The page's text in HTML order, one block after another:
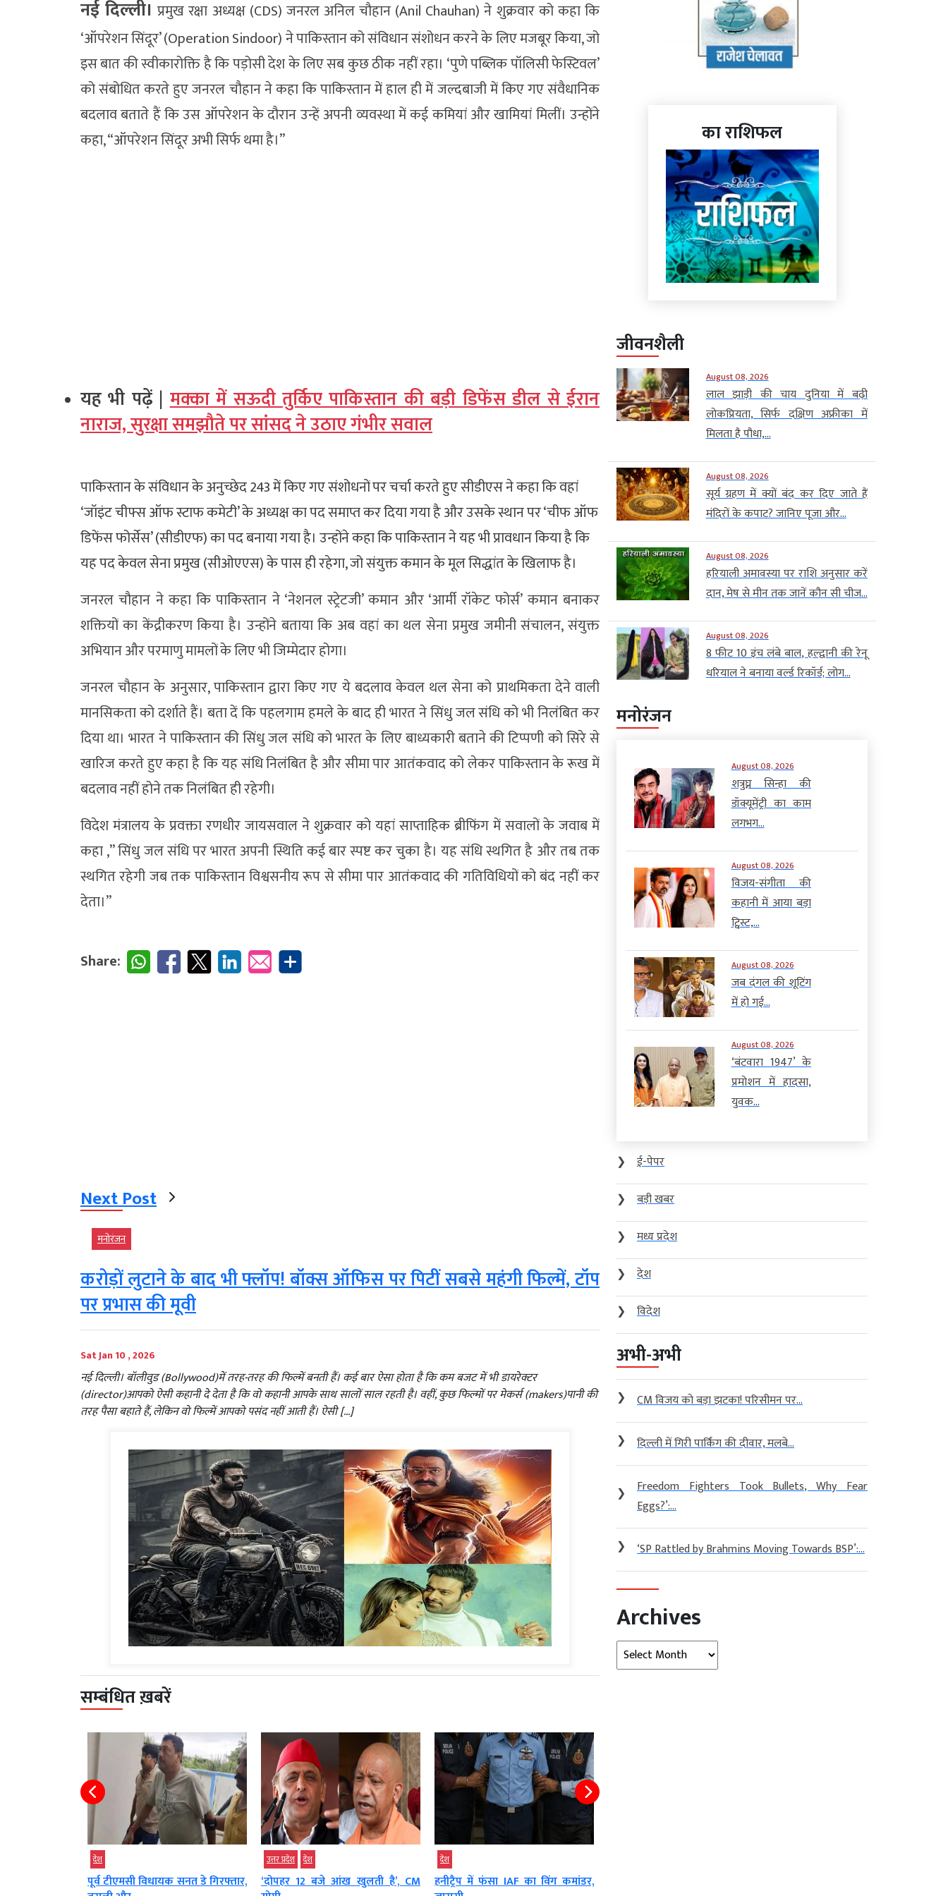
नई दिल्‍ली। प्रमुख रक्षा अध्यक्ष (CDS) जनरल अनिल चौहान (Anil Chauhan) ने शुक्रवार को कहा कि
‘ऑपरेशन सिंदूर’ (Operation Sindoor) ने पाकिस्तान को संविधान संशोधन करने के लिए मजबूर किया, जो
इस बात की स्वीकारोक्ति है कि पड़ोसी देश के लिए सब कुछ ठीक नहीं रहा। ‘पुणे पब्लिक पॉलिसी फेस्टिवल’
को संबोधित करते हुए जनरल चौहान ने कहा कि पाकिस्तान में हाल ही में जल्दबाजी में किए गए संवैधानिक
बदलाव बताते हैं कि उस ऑपरेशन के दौरान उन्हें अपनी व्यवस्था में कई कमियां और खामियां मिलीं। उन्होंने
कहा, “ऑपरेशन सिंदूर अभी सिर्फ थमा है।”
यह भी पढ़ें |मक्का में सऊदी तुर्किए पाकिस्तान की बड़ी डिफेंस डील से ईरान
नाराज, सुरक्षा समझौते पर सांसद ने उठाए गंभीर सवाल
पाकिस्तान के संविधान के अनुच्छेद 243 में किए गए संशोधनों पर चर्चा करते हुए सीडीएस ने कहा कि वहां
‘जॉइंट चीफ्स ऑफ स्टाफ कमेटी’ के अध्यक्ष का पद समाप्त कर दिया गया है और उसके स्थान पर ‘चीफ ऑफ
डिफेंस फोर्सेस’ (सीडीएफ) का पद बनाया गया है। उन्होंने कहा कि पाकिस्तान ने यह भी प्रावधान किया है कि
यह पद केवल सेना प्रमुख (सीओएएस) के पास ही रहेगा, जो संयुक्त कमान के मूल सिद्धांत के खिलाफ है।
जनरल चौहान ने कहा कि पाकिस्तान ने ‘नेशनल स्ट्रेटजी’ कमान और ‘आर्मी रॉकेट फोर्स’ कमान बनाकर
शक्तियों का केंद्रीकरण किया है। उन्होंने बताया कि अब वहां का थल सेना प्रमुख जमीनी संचालन, संयुक्त
अभियान और परमाणु मामलों के लिए भी जिम्मेदार होगा।
जनरल चौहान के अनुसार, पाकिस्तान द्वारा किए गए ये बदलाव केवल थल सेना को प्राथमिकता देने वाली
मानसिकता को दर्शाते हैं। बता दें कि पहलगाम हमले के बाद ही भारत ने सिंधु जल संधि को भी निलंबित कर
दिया था। भारत ने पाकिस्तान की सिंधु जल संधि को भारत के लिए बाध्यकारी बताने की टिप्पणी को सिरे से
खारिज करते हुए कहा है कि यह संधि निलंबित है और सीमा पार आतंकवाद को लेकर पाकिस्तान के रूख में
बदलाव नहीं होने तक निलंबित ही रहेगी।
विदेश मंत्रालय के प्रवक्ता रणधीर जायसवाल ने शुक्रवार को यहां साप्ताहिक ब्रीफिंग में सवालों के जवाब में
कहा ,” सिंधु जल संधि पर भारत अपनी स्थिति कई बार स्पष्ट कर चुका है। यह संधि स्थगित है और तब तक
स्थगित रहेगी जब तक पाकिस्तान विश्वसनीय रूप से सीमा पार आतंकवाद की गतिविधियों को बंद नहीं कर
देता।”
Share:
Next Post
मनोरंजन
करोड़ों लुटाने के बाद भी फ्लॉप! बॉक्स ऑफिस पर पिटीं सबसे महंगी फिल्में, टॉप
पर प्रभास की मूवी
Sat Jan 10 , 2026
नई दिल्ली। बॉलीवुड (Bollywood)में तरह-तरह की फिल्में बनती हैं। कई बार ऐसा होता है कि कम बजट में भी डायरेक्टर
(director)आपको ऐसी कहानी दे देता है कि वो कहानी आपके साथ सालों साल रहती है। वहीं, कुछ फिल्मों पर मेकर्स (makers)पानी की
तरह पैसा बहाते हैं, लेकिन वो फिल्में आपको पसंद नहीं आती हैं। ऐसी […]
सम्बंधित ख़बरें
उत्तर प्रदेश
‘दोपहर 12 बजे आंख खुलती है’, CM
देश
हनीट्रैप में फंसा IAF का विंग कमांडर,
उत्तर प्रदेश
शादी के बाद गायब हुआ पति, सास-
का राशिफल
जीवनशैली
August 08, 2026
लाल झाड़ी की चाय दुनिया में बढ़ी
लोकप्रियता, सिर्फ दक्षिण अफ्रीका में
मिलता है पौधा,...
August 08, 2026
सूर्य ग्रहण में क्यों बंद कर दिए जाते हैं
मंदिरों के कपाट? जानिए पूजा और...
August 08, 2026
हरियाली अमावस्या पर राशि अनुसार करें
दान, मेष से मीन तक जानें कौन सी चीज...
August 08, 2026
8 फीट 10 इंच लंबे बाल, हल्द्वानी की रेनू
धरियाल ने बनाया वर्ल्ड रिकॉर्ड; लोग...
मनोरंजन
August 08, 2026
शत्रुघ्न सिन्हा की
डॉक्यूमेंट्री का काम
लगभग...
August 08, 2026
विजय-संगीता की
कहानी में आया बड़ा
ट्विस्ट,...
August 08, 2026
जब दंगल की शूटिंग
में हो गई...
August 08, 2026
‘बंटवारा 1947’ के
प्रमोशन में हादसा,
युवक...
❯
ई-पेपर
❯
बड़ी खबर
❯
मध्य प्रदेश
❯
देश
❯
विदेश
अभी-अभी
❯ CM विजय को बड़ा झटका! परिसीमन पर...
❯ दिल्ली में गिरी पार्किंग की दीवार, मलबे...
❯
Freedom Fighters Took Bullets, Why Fear
Eggs?’:...
❯ ‘SP Rattled by Brahmins Moving Towards BSP’:...
Archives
Archives